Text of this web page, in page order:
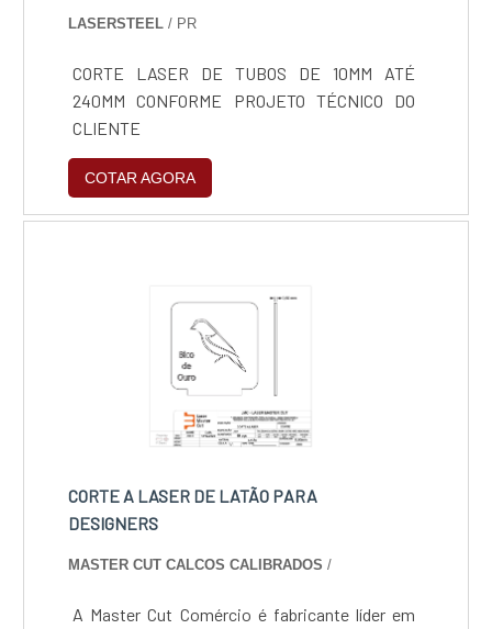
LASERSTEEL / PR
CORTE LASER DE TUBOS DE 10MM ATÉ
240MM CONFORME PROJETO TÉCNICO DO
CLIENTE
COTAR AGORA
CORTE A LASER DE LATÃO PARA
DESIGNERS
MASTER CUT CALCOS CALIBRADOS /
A Master Cut Comércio é fabricante líder em